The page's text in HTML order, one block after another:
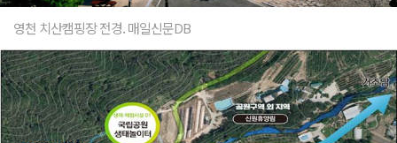
영천 치산캠핑장 전경. 매일신문DB